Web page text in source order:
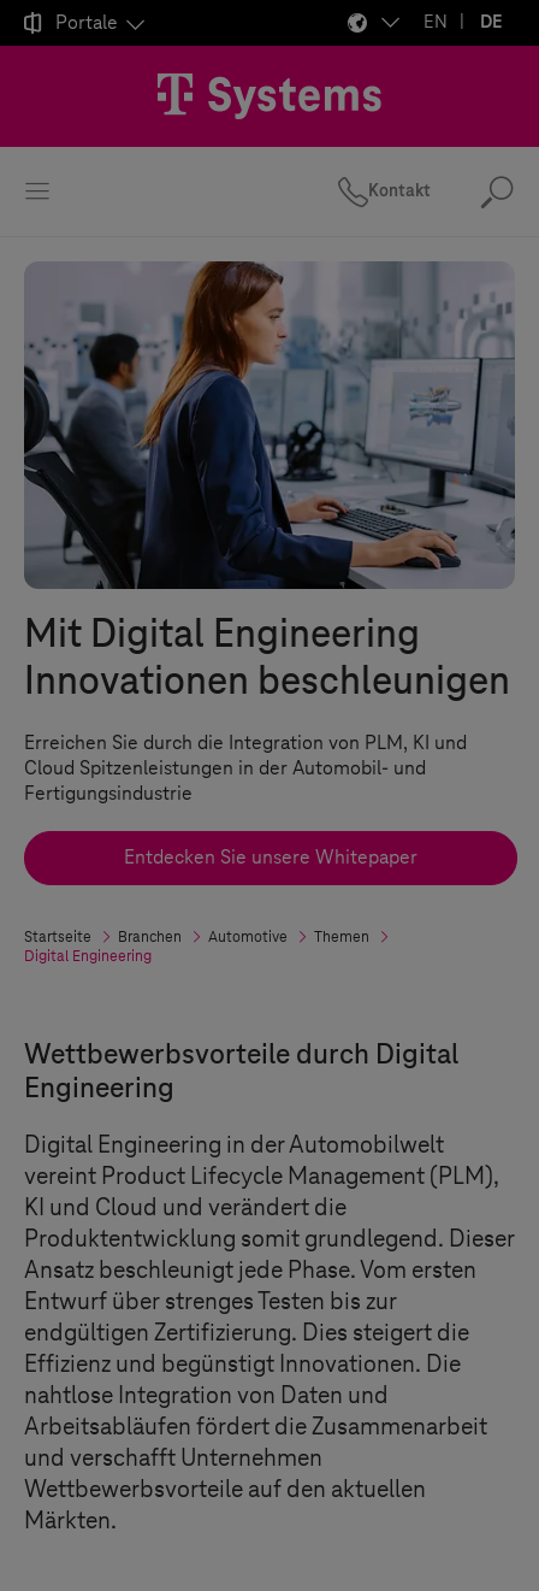
 Portale EN DE
Kontakt
Mit Digital Engineering
Innovationen beschleunigen
Erreichen Sie durch die Integration von PLM, KI und
Cloud Spitzenleistungen in der Automobil- und
Fertigungsindustrie
Entdecken Sie unsere Whitepaper
Startseite Branchen Automotive
Themen
Digital Engineering
Wettbewerbsvorteile durch Digital
Engineering
Digital Engineering in der Automobilwelt
vereint Product Lifecycle Management (PLM),
KI und Cloud und verändert die
Produktentwicklung somit grundlegend. Dieser
Ansatz beschleunigt jede Phase. Vom ersten
Entwurf über strenges Testen bis zur
endgültigen Zertifizierung. Dies steigert die
Effizienz und begünstigt Innovationen. Die
nahtlose Integration von Daten und
Arbeitsabläufen fördert die Zusammenarbeit
und verschafft Unternehmen
Wettbewerbsvorteile auf den aktuellen
Märkten.